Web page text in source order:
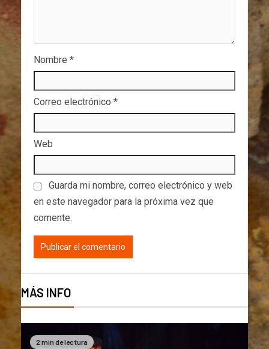
Nombre *
Correo electrónico *
Web
Guarda mi nombre, correo electrónico y web
en este navegador para la próxima vez que
comente.
MÁS INFO
2 min de lectura